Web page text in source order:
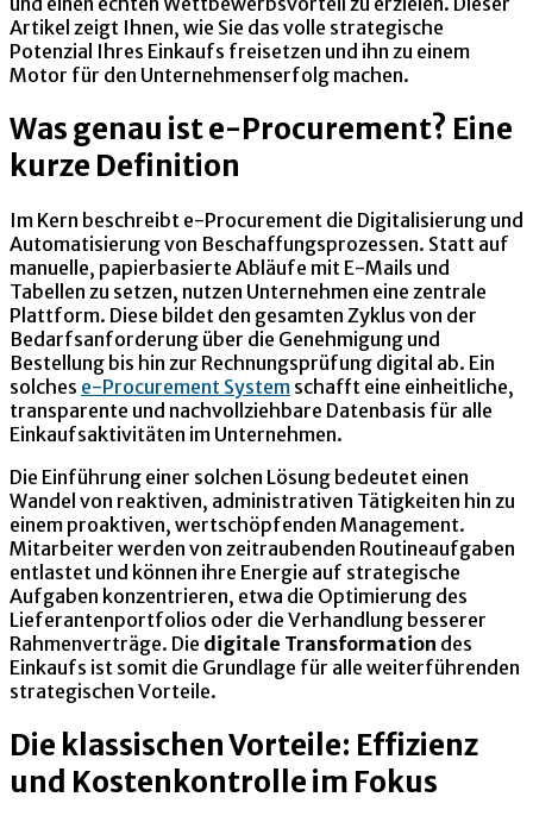
Artikel zeigt Ihnen, wie Sie das volle strategische
Potenzial Ihres Einkaufs freisetzen und ihn zu einem
Motor für den Unternehmenserfolg machen.
Was genau ist e-Procurement? Eine
kurze Definition
Im Kern beschreibt e-Procurement die Digitalisierung und
Automatisierung von Beschaffungsprozessen. Statt auf
manuelle, papierbasierte Abläufe mit E-Mails und
Tabellen zu setzen, nutzen Unternehmen eine zentrale
Plattform. Diese bildet den gesamten Zyklus von der
Bedarfsanforderung über die Genehmigung und
Bestellung bis hin zur Rechnungsprüfung digital ab. Ein
solches e-Procurement System schafft eine einheitliche,
transparente und nachvollziehbare Datenbasis für alle
Einkaufsaktivitäten im Unternehmen.
Die Einführung einer solchen Lösung bedeutet einen
Wandel von reaktiven, administrativen Tätigkeiten hin zu
einem proaktiven, wertschöpfenden Management.
Mitarbeiter werden von zeitraubenden Routineaufgaben
entlastet und können ihre Energie auf strategische
Aufgaben konzentrieren, etwa die Optimierung des
Lieferantenportfolios oder die Verhandlung besserer
Rahmenverträge. Die digitale Transformation des
Einkaufs ist somit die Grundlage für alle weiterführenden
strategischen Vorteile.
Die klassischen Vorteile: Effizienz
und Kostenkontrolle im Fokus